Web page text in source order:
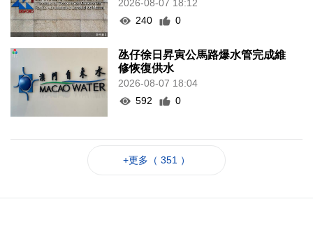
2026-08-07 18:12
240
0
氹仔徐日昇寅公馬路爆水管完成維
修恢復供水
2026-08-07 18:04
592
0
+更多（ 351 ）